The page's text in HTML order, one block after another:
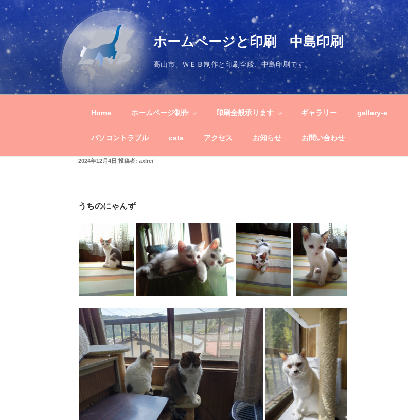
コ
ン
ン
ツ
へ
ス
ホームページと印刷 中島印刷
高山市、ＷＥＢ制作と印刷全般、中島印刷です。
Home ホームページ制作 印刷全般承ります ギャラリー gallery-e
パソコントラブル cats アクセス お知らせ お問い合わせ
投
2024年12月4日 投稿者: axlrei
うちのにゃんず